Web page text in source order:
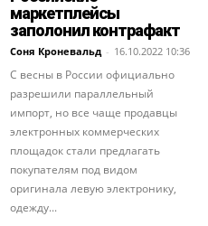
маркетплейсы
заполонил контрафакт
Соня Кроневальд - 16.10.2022 10:36
С весны в России официально
разрешили параллельный
импорт, но все чаще продавцы
электронных коммерческих
площадок стали предлагать
покупателям под видом
оригинала левую электронику,
одежду...